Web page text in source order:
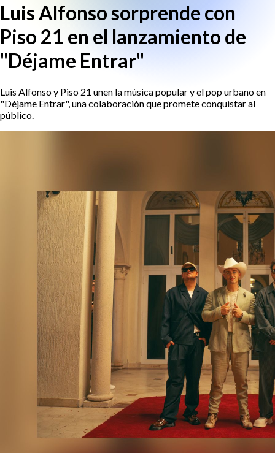
Luis Alfonso sorprende con
Piso 21 en el lanzamiento de
"Déjame Entrar"
Luis Alfonso y Piso 21 unen la música popular y el pop urbano en
"Déjame Entrar", una colaboración que promete conquistar al
público.